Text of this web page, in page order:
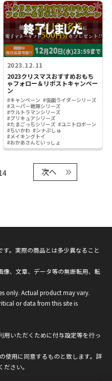
2023.12.11
2023クリスマスおすすめおもち
ゃフォロー＆リポストキャンペー
ン
#キャンペーン #仮面ライダーシリーズ
#スーパー戦隊シリーズ
#ウルトラマンシリーズ
#プリキュアシリーズ
#たまごっちシリーズ #ユニトロボーン
#ちいかわ #シナぷしゅ
#メイキングトイ
#おかあさんといっしょ
次へ
。実際の商品とは多少異なること
、文章、データ等の無断転用、転
only. Actual product may vary.
or data from this site is
いただくために付与設定等を行っ
使用に同意するものと致します。詳
ださい。